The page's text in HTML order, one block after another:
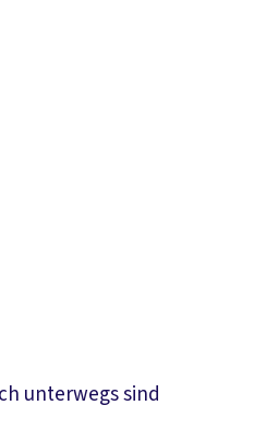
unterwegs sind